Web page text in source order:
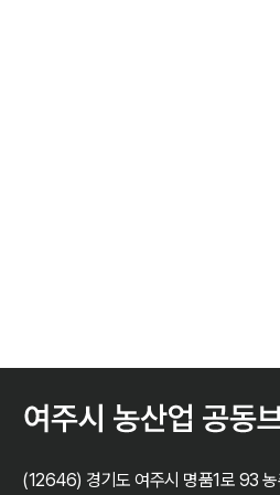
(12646) 경기도 여주시 명품1로 93